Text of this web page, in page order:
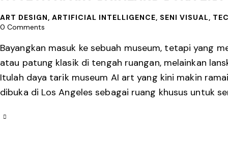
ART DESIGN, ARTIFICIAL INTELLIGENCE, SENI VISUAL,
0 Comments
Bayangkan masuk ke sebuah museum, tetapi yang
atau patung klasik di tengah ruangan, melainkan
Itulah daya tarik museum AI art yang kini makin
dibuka di Los Angeles sebagai ruang khusus untuk